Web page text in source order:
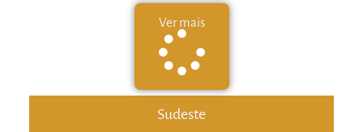
Sudeste
Ver mais